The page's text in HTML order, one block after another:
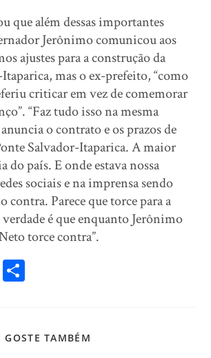
que além dessas importantes
Jerônimo comunicou aos
ajustes para a construção da
mas o ex-prefeito, “como
criticar em vez de comemorar
“Faz tudo isso na mesma
o contrato e os prazos de
Salvador-Itaparica. A maior
do país. E onde estava nossa
sociais e na imprensa sendo
contra. Parece que torce para a
é que enquanto Jerônimo
torce contra”.
E
GOSTE TAMBÉM